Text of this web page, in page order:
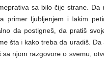
sa bilo čije strane.
primer ljubljenjem i lakim
da postigneš, da pratiš
šta i kako treba da uradiš.
sa njom razgovore o svemu,